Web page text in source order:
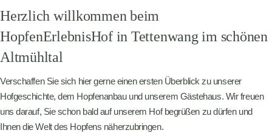
Herzlich willkommen beim
HopfenErlebnisHof in Tettenwang im schönen
Altmühltal
Verschaffen Sie sich hier gerne einen ersten Überblick zu unserer
Hofgeschichte, dem Hopfenanbau und unserem Gästehaus. Wir freuen
uns darauf, Sie schon bald auf unserem Hof begrüßen zu dürfen und
Ihnen die Welt des Hopfens näherzubringen.